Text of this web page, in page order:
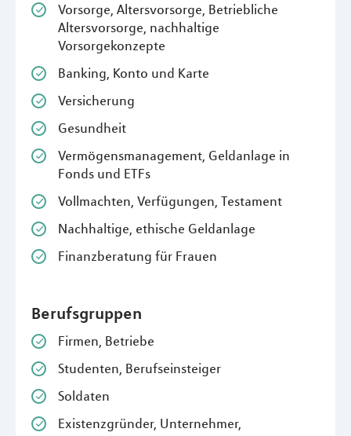
Vorsorge, Altersvorsorge, Betriebliche
Altersvorsorge, nachhaltige
Vorsorgekonzepte
Banking, Konto und Karte
Versicherung
Gesundheit
Vermögensmanagement, Geldanlage in
Fonds und ETFs
Vollmachten, Verfügungen, Testament
Nachhaltige, ethische Geldanlage
Finanzberatung für Frauen
Berufsgruppen
Firmen, Betriebe
Studenten, Berufseinsteiger
Soldaten
Existenzgründer, Unternehmer,